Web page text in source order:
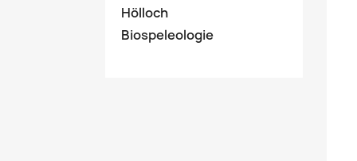
Hölloch
Biospeleologie